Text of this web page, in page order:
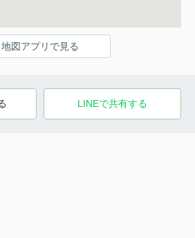
地図アプリで見る
LINEで共有する